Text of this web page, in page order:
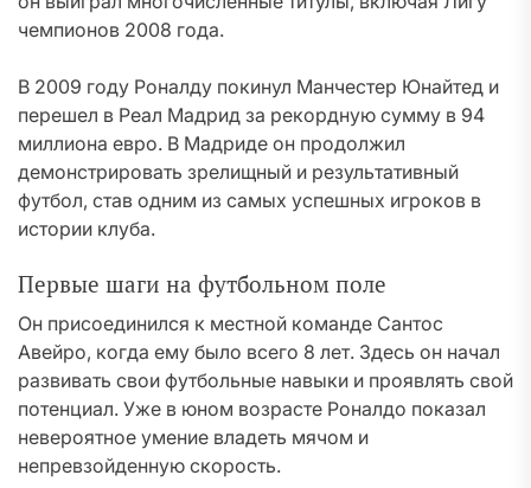
чемпионов 2008 года.
В 2009 году Роналду покинул Манчестер Юнайтед и
перешел в Реал Мадрид за рекордную сумму в 94
миллиона евро. В Мадриде он продолжил
демонстрировать зрелищный и результативный
футбол, став одним из самых успешных игроков в
истории клуба.
Первые шаги на футбольном поле
Он присоединился к местной команде Сантос
Авейро, когда ему было всего 8 лет. Здесь он начал
развивать свои футбольные навыки и проявлять свой
потенциал. Уже в юном возрасте Роналдо показал
невероятное умение владеть мячом и
непревзойденную скорость.